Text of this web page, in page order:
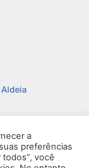
a
preferências
todos”, você